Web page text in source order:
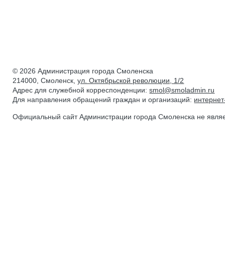
© 2026 Администрация города Смоленска
214000, Смоленск,ул. Октябрьской революции, 1/2
Адрес для служебной корреспонденции:smol@smoladmin.ru
Для направления обращений граждан и организаций:
Официальный сайт Администрации города Смоленска не